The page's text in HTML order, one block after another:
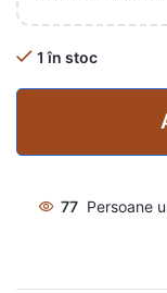
1 în stoc
77 Persoane